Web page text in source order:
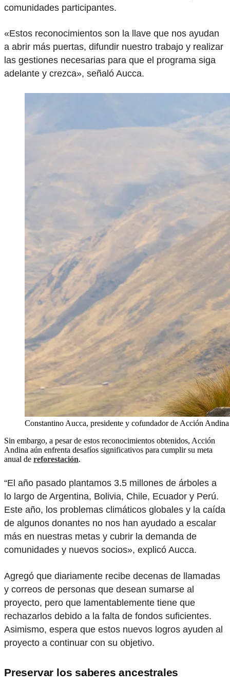
comunidades participantes.
«Estos reconocimientos son la llave que nos ayudan
a abrir más puertas, difundir nuestro trabajo y realizar
las gestiones necesarias para que el programa siga
adelante y crezca», señaló Aucca.
Constantino Aucca, presidente y cofundador de Acción
Sin embargo, a pesar de estos reconocimientos obtenidos, Acción
Andina aún enfrenta desafíos significativos para cumplir su meta
anual de reforestación.
“El año pasado plantamos 3.5 millones de árboles a
lo largo de Argentina, Bolivia, Chile, Ecuador y Perú.
Este año, los problemas climáticos globales y la caída
de algunos donantes no nos han ayudado a escalar
más en nuestras metas y cubrir la demanda de
comunidades y nuevos socios», explicó Aucca.
Agregó que diariamente recibe decenas de llamadas
y correos de personas que desean sumarse al
proyecto, pero que lamentablemente tiene que
rechazarlos debido a la falta de fondos suficientes.
Asimismo, espera que estos nuevos logros ayuden al
proyecto a continuar con su objetivo.
Preservar los saberes ancestrales